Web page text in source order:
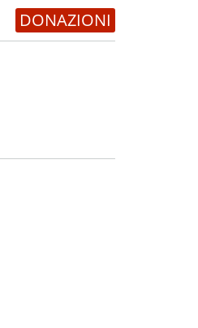
DONAZIONI